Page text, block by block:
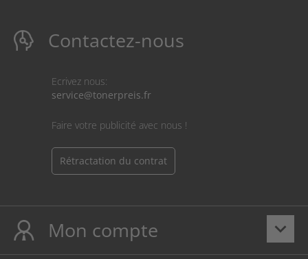
Contactez-nous
Ecrivez nous:
service@tonerpreis.fr
Faire votre publicité avec nous !
Rétractation du contrat
keyboard_arrow_down
Mon compte